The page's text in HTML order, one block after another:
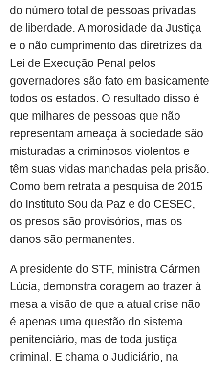
do número total de pessoas privadas
de liberdade. A morosidade da Justiça
e o não cumprimento das diretrizes da
Lei de Execução Penal pelos
governadores são fato em basicamente
todos os estados. O resultado disso é
que milhares de pessoas que não
representam ameaça à sociedade são
misturadas a criminosos violentos e
têm suas vidas manchadas pela prisão.
Como bem retrata a pesquisa de 2015
do Instituto Sou da Paz e do CESEC,
os presos são provisórios, mas os
danos são permanentes.
A presidente do STF, ministra Cármen
Lúcia, demonstra coragem ao trazer à
mesa a visão de que a atual crise não
é apenas uma questão do sistema
penitenciário, mas de toda justiça
criminal. E chama o Judiciário, na